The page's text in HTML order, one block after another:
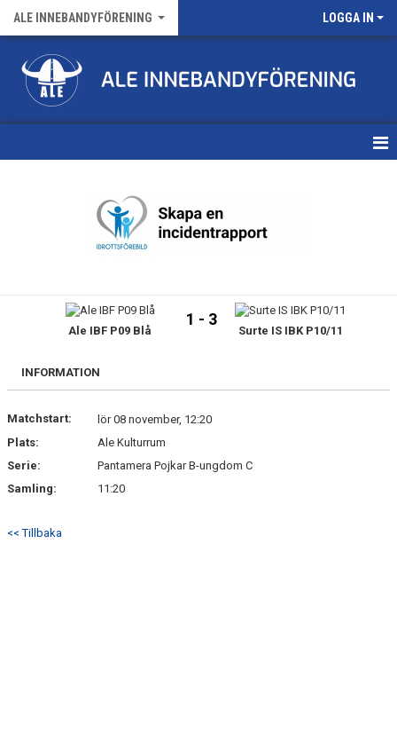
ALE INNEBANDYFÖRENING LOGGA IN
FÖRENINGENS MATCHER
NYHETSARKIV
MEDLEMSKAP
Ale IBF P09 Blå
1 - 3
Surte IS IBK P10/11
INFORMATION
Matchstart:
lör 08 november, 12:20
Plats:
Ale Kulturrum
Serie:
Pantamera Pojkar B-ungdom C
Samling:
11:20
<< Tillbaka